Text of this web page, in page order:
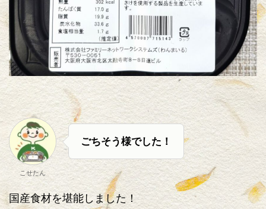
こせたん
ごちそう様でした！
国産食材を堪能しました！